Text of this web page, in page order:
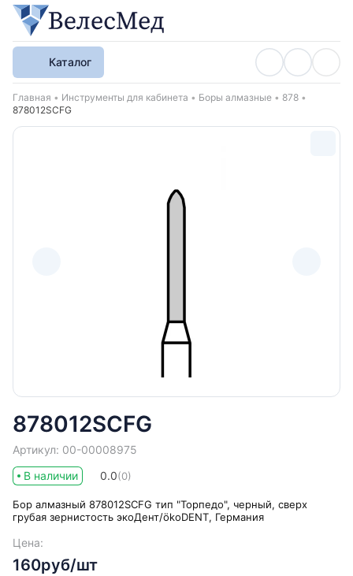
Каталог
Хлебные крошки
Главная Инструменты для кабинета Боры алмазные
878
878012SCFG
878012SCFG
Артикул: 00-00008975
В наличии
0.0(0)
Бор алмазный 878012SCFG тип "Торпедо", черный, сверх
грубая зернистость экоДент/ökoDENT, Германия
Цена:
160руб/шт